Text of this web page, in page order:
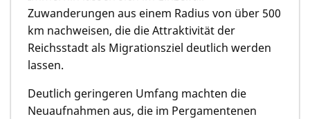
Zuwanderungen aus einem Radius von über 500
km nachweisen, die die Attraktivität der
Reichsstadt als Migrationsziel deutlich werden
lassen.
Deutlich geringeren Umfang machten die
Neuaufnahmen aus, die im Pergamentenen